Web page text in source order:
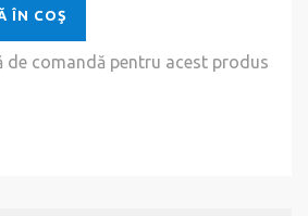
ÎN COŞ
de comandă pentru acest produs